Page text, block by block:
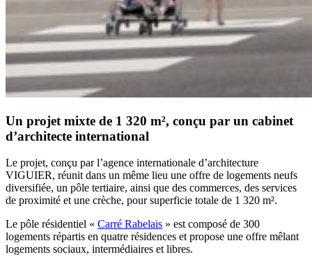
Un projet mixte de 1 320 m², conçu par un cabinet
d’architecte international
Le projet, conçu par l’agence internationale d’architecture
VIGUIER, réunit dans un même lieu une offre de logements neufs
diversifiée, un pôle tertiaire, ainsi que des commerces, des services
de proximité et une crèche, pour superficie totale de 1 320 m².
Le pôle résidentiel « Carré Rabelais » est composé de 300
logements répartis en quatre résidences et propose une offre mêlant
logements sociaux, intermédiaires et libres.